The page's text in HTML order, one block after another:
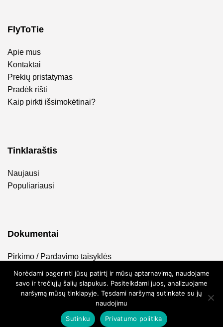
FlyToTie
Apie mus
Kontaktai
Prekių pristatymas
Pradėk rišti
Kaip pirkti išsimokėtinai?
Tinklaraštis
Naujausi
Populiariausi
Dokumentai
Pirkimo / Pardavimo taisyklės
Privatumo politika
2026 ©FlyToTie
Norėdami pagerinti jūsų patirtį ir mūsų aptarnavimą, naudojame
savo ir trečiųjų šalių slapukus. Pasitelkdami juos, analizuojame
naršymą mūsų tinklapyje. Tęsdami naršymą sutinkate su jų
naudojimu
Sutinku
Privatumo politika